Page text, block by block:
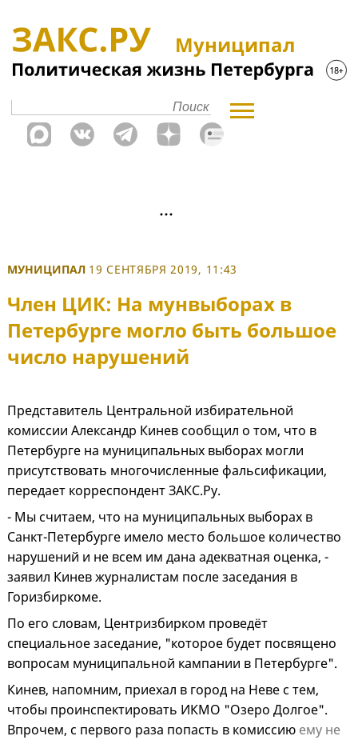
Муниципал
МУНИЦИПАЛ 19 СЕНТЯБРЯ 2019, 11:43
Член ЦИК: На мунвыборах в
Петербурге могло быть большое
число нарушений
Представитель Центральной избирательной
комиссии Александр Кинев сообщил о том, что в
Петербурге на муниципальных выборах могли
присутствовать многочисленные фальсификации,
передает корреспондент ЗАКС.Ру.
- Мы считаем, что на муниципальных выборах в
Санкт-Петербурге имело место большое количество
нарушений и не всем им дана адекватная оценка, -
заявил Кинев журналистам после заседания в
Горизбиркоме.
По его словам, Центризбирком проведёт
специальное заседание, "которое будет посвящено
вопросам муниципальной кампании в Петербурге".
Кинев, напомним, приехал в город на Неве с тем,
чтобы проинспектировать ИКМО "Озеро Долгое".
Впрочем, с первого раза попасть в комиссию ему не